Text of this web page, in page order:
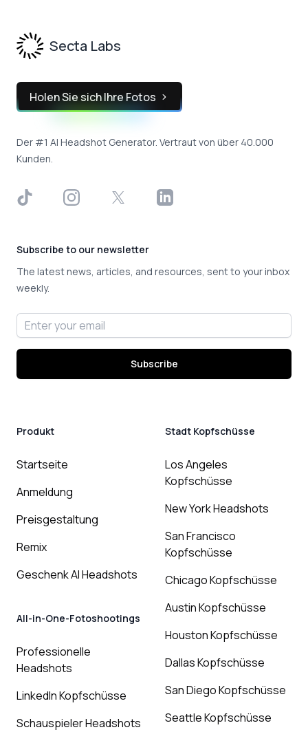
Secta Labs
Holen Sie sich Ihre Fotos
Der #1 AI Headshot Generator. Vertraut von über 40.000
Kunden.
TikTok InstagramX LinkedIn
Subscribe to our newsletter
The latest news, articles, and resources, sent to your inbox
weekly.
Email address
Subscribe
Produkt
Startseite
Anmeldung
Preisgestaltung
Remix
Geschenk AI Headshots
All-in-One-Fotoshootings
Professionelle
Headshots
LinkedIn Kopfschüsse
Schauspieler Headshots
Stadt Kopfschüsse
Los Angeles
Kopfschüsse
New York Headshots
San Francisco
Kopfschüsse
Chicago Kopfschüsse
Austin Kopfschüsse
Houston Kopfschüsse
Dallas Kopfschüsse
San Diego Kopfschüsse
Seattle Kopfschüsse